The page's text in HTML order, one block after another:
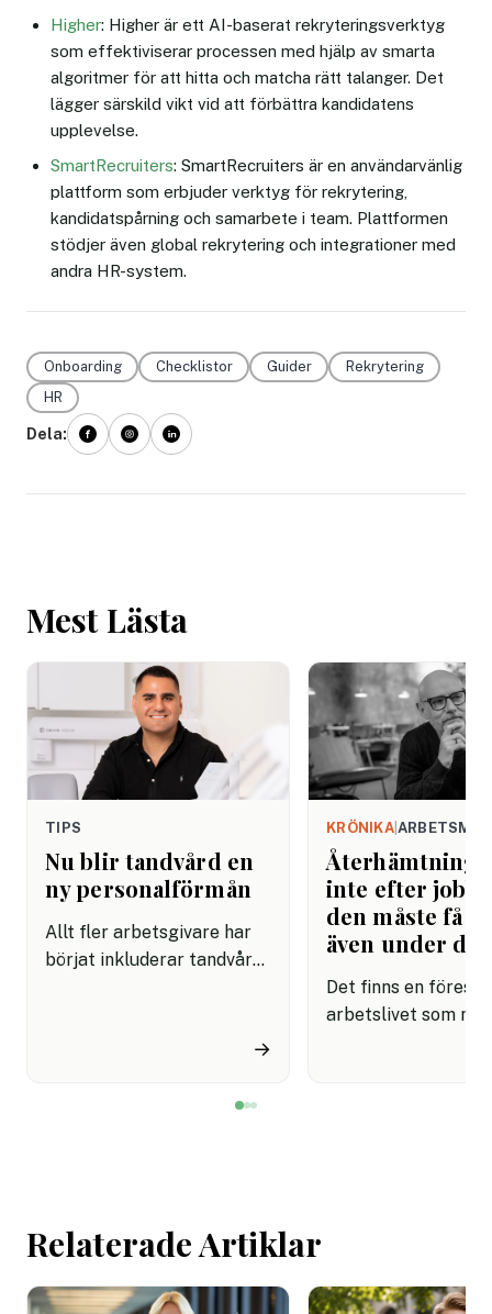
Higher: Higher är ett AI-baserat rekryteringsverktyg
som effektiviserar processen med hjälp av smarta
algoritmer för att hitta och matcha rätt talanger. Det
lägger särskild vikt vid att förbättra kandidatens
upplevelse.
SmartRecruiters: SmartRecruiters är en användarvänlig
plattform som erbjuder verktyg för rekrytering,
kandidatspårning och samarbete i team. Plattformen
stödjer även global rekrytering och integrationer med
andra HR-system.
Onboarding Checklistor Guider
Rekrytering
HR
Dela:
Mest Lästa
TIPS
Nu blir tandvård en
ny personalförmån
Allt fler arbetsgivare har
börjat inkluderar tandvård i
miljon svenskar uppger att
→
KRÖNIKA|
Återhämtning
inte efter
den måste få
även under
Det finns en
arbetslivet som
Relaterade Artiklar